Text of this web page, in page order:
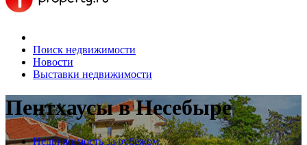
Поиск недвижимости
Новости
Выставки недвижимости
Пентхаусыв Несебыре
Недвижимость за рубежом